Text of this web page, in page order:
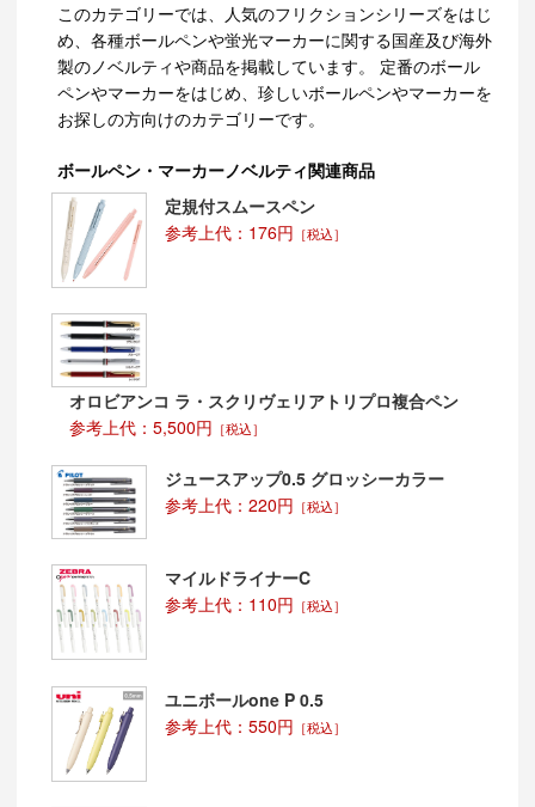
このカテゴリーでは、人気のフリクションシリーズをはじ
め、各種ボールペンや蛍光マーカーに関する国産及び海外
製のノベルティや商品を掲載しています。 定番のボール
ペンやマーカーをはじめ、珍しいボールペンやマーカーを
お探しの方向けのカテゴリーです。
ボールペン・マーカーノベルティ関連商品
定規付スムースペン
参考上代：176円 ［税込］
オロビアンコ ラ・スクリヴェリアトリプロ複合ペン
参考上代：5,500円 ［税込］
ジュースアップ0.5 グロッシーカラー
参考上代：220円 ［税込］
マイルドライナーC
参考上代：110円 ［税込］
ユニボールone P 0.5
参考上代：550円 ［税込］